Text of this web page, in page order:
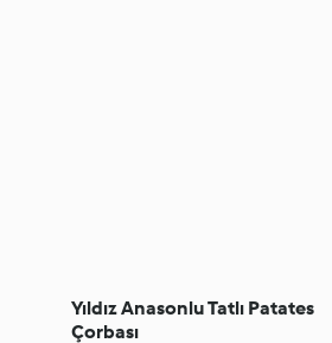
Yıldız Anasonlu Tatlı Patates
Çorbası